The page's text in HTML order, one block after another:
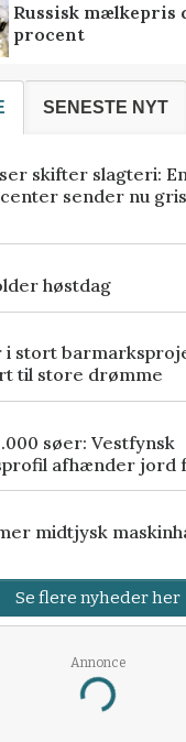
Russisk mælkepris
procent
SENESTE NYT
skifter slagteri:
sender nu
høstdag
i stort
til store drømme
søer: Vestfynsk
afhænder jord
midtjysk
Se flere nyheder her
Annonce
Loading...